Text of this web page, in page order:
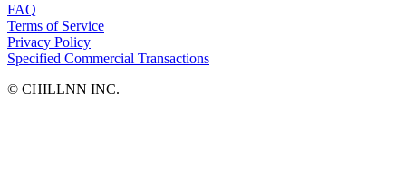
FAQ
Terms of Service
Privacy Policy
Specified Commercial Transactions
©︎ CHILLNN INC.